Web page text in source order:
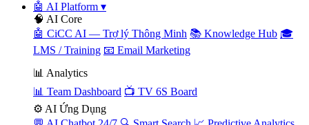
🤖 AI Platform ▾
🧠 AI Core
🤖 CiCC AI — Trợ lý Thông Minh 📚 Knowledge Hub 🎓
LMS / Training 📧 Email Marketing
📊 Analytics
📊 Team Dashboard 📺 TV 6S Board
⚙️ AI Ứng Dụng